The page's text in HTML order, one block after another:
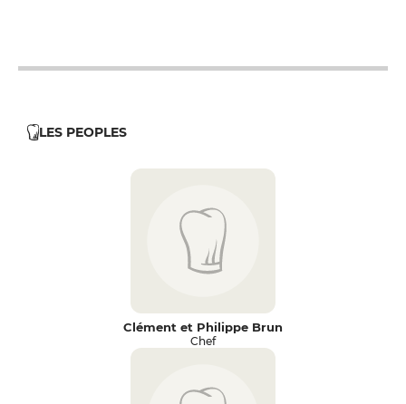
LES PEOPLES
Clément et Philippe Brun
Chef